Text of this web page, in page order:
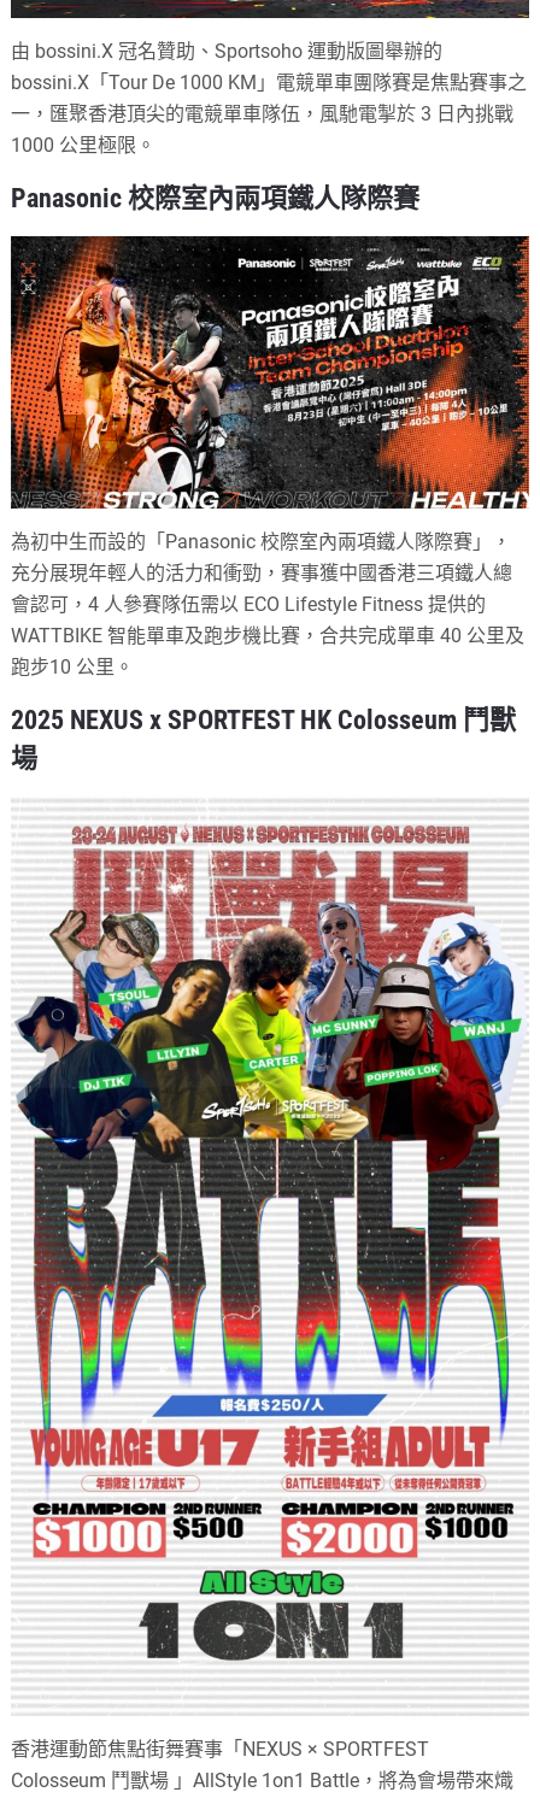
由 bossini.X 冠名贊助、Sportsoho 運動版圖舉辦的
bossini.X「Tour De 1000 KM」電競單車團隊賽是焦點賽事之
一，匯聚香港頂尖的電競單車隊伍，風馳電掣於 3 日內挑戰
1000 公里極限。
Panasonic 校際室內兩項鐵人隊際賽
為初中生而設的「Panasonic 校際室內兩項鐵人隊際賽」，
充分展現年輕人的活力和衝勁，賽事獲中國香港三項鐵人總
會認可，4 人參賽隊伍需以 ECO Lifestyle Fitness 提供的
WATTBIKE 智能單車及跑步機比賽，合共完成單車 40 公里及
跑步10 公里。
2025 NEXUS x SPORTFEST HK Colosseum 鬥獸
場
香港運動節焦點街舞賽事「NEXUS × SPORTFEST
Colosseum 鬥獸場 」AllStyle 1on1 Battle，將為會場帶來熾